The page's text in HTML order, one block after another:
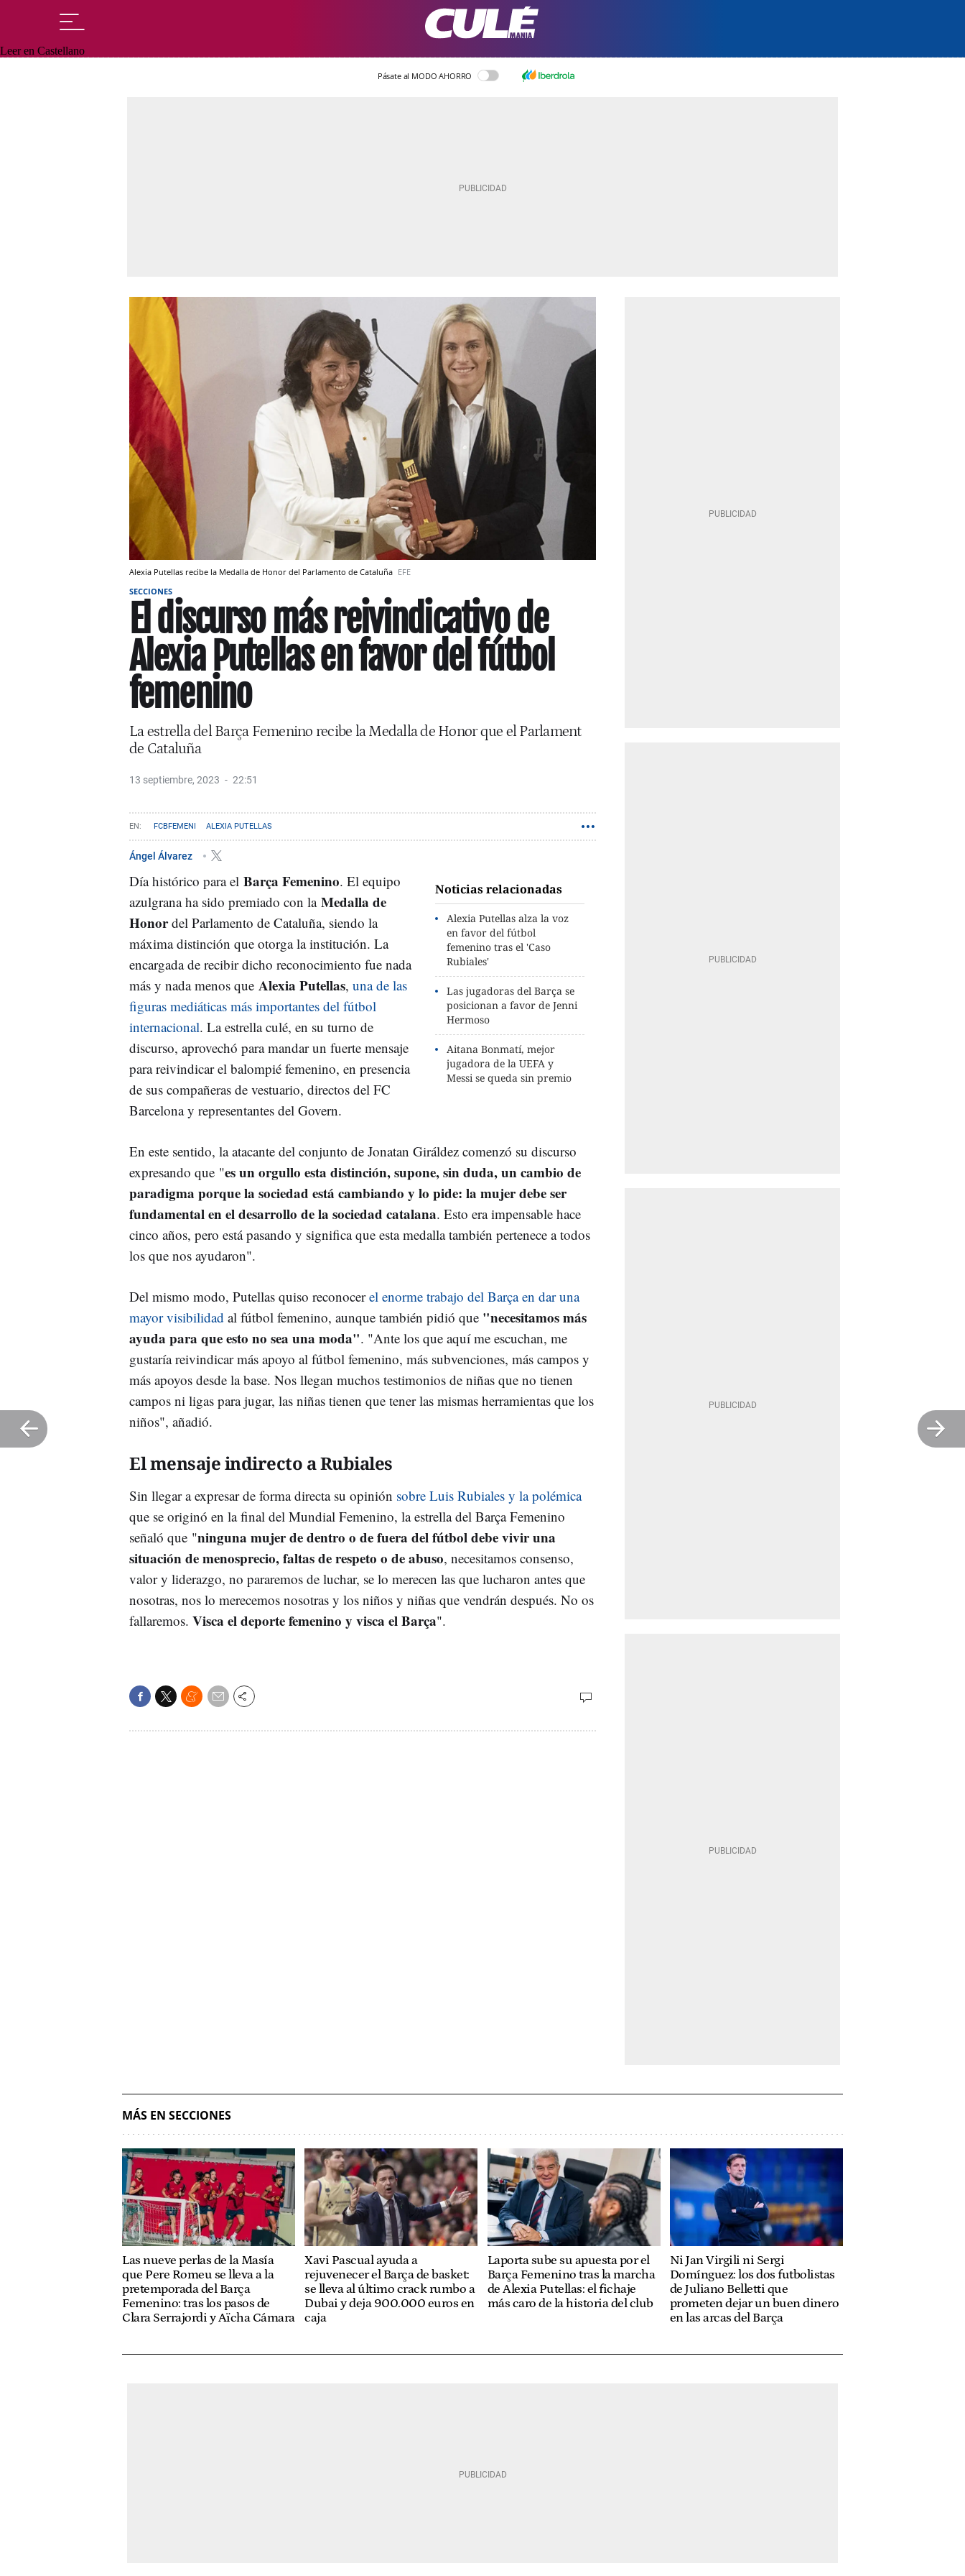
Leer en Castellano
Pásate al MODO AHORRO
Alexia Putellas recibe la Medalla de Honor del Parlamento de Cataluña EFE
SECCIONES
El discurso más reivindicativo de
Alexia Putellas en favor del fútbol
femenino
La estrella del Barça Femenino recibe la Medalla de Honor que el Parlament
de Cataluña
13 septiembre, 2023 22:51
FCBFEMENI ALEXIA PUTELLAS
Ángel Álvarez
Noticias relacionadas
Alexia Putellas alza la voz
en favor del fútbol
femenino tras el 'Caso
Rubiales'
Las jugadoras del Barça se
posicionan a favor de Jenni
Hermoso
Aitana Bonmatí, mejor
jugadora de la UEFA y
Messi se queda sin premio
Día histórico para el Barça Femenino. El equipo
azulgrana ha sido premiado con la Medalla de
Honordel Parlamento de Cataluña, siendo la
máxima distinción que otorga la institución. La
encargada de recibir dicho reconocimiento fue nada
más y nada menos que Alexia Putellas, una de las
figuras mediáticas más importantes del fútbol
internacional. La estrella culé, en su turno de
discurso, aprovechó para mandar un fuerte mensaje
para reivindicar el balompié femenino, en presencia
de sus compañeras de vestuario, directos del FC
Barcelona y representantes del Govern.
En este sentido, la atacante del conjunto de Jonatan Giráldez comenzó su discurso
expresando que "es un orgullo esta distinción, supone, sin duda, un cambio de
paradigma porque la sociedad está cambiando y lo pide: la mujer debe ser
fundamental en el desarrollo de la sociedad catalana. Esto era impensable hace
cinco años, pero está pasando y significa que esta medalla también pertenece a todos
los que nos ayudaron".
Del mismo modo, Putellas quiso reconocerel enorme trabajo del Barça en dar una
mayor visibilidad al fútbol femenino, aunque también pidió que "necesitamos más
ayuda para que esto no sea una moda". "Ante los que aquí me escuchan, me
gustaría reivindicar más apoyo al fútbol femenino, más subvenciones, más campos y
más apoyos desde la base. Nos llegan muchos testimonios de niñas que no tienen
campos ni ligas para jugar, las niñas tienen que tener las mismas herramientas que los
niños", añadió.
El mensaje indirecto a Rubiales
Sin llegar a expresar de forma directa su opinión sobre Luis Rubiales y la polémica
que se originó en la final del Mundial Femenino, la estrella del Barça Femenino
señaló que "ninguna mujer de dentro o de fuera del fútbol debe vivir una
situación de menosprecio, faltas de respeto o de abuso, necesitamos consenso,
valor y liderazgo, no pararemos de luchar, se lo merecen las que lucharon antes que
nosotras, nos lo merecemos nosotras y los niños y niñas que vendrán después. No os
fallaremos. Visca el deporte femenino y visca el Barça".
MÁS EN SECCIONES
Las nueve perlas de la Masía
que Pere Romeu se lleva a la
pretemporada del Barça
Femenino: tras los pasos de
Clara Serrajordi y Aïcha Cámara
Xavi Pascual ayuda a
rejuvenecer el Barça de basket:
se lleva al último crack rumbo a
Dubai y deja 900.000 euros en
caja
Laporta sube su apuesta por el
Barça Femenino tras la marcha
de Alexia Putellas: el fichaje
más caro de la historia del club
Ni Jan Virgili ni Sergi
Domínguez: los dos futbolistas
de Juliano Belletti que
prometen dejar un buen dinero
en las arcas del Barça